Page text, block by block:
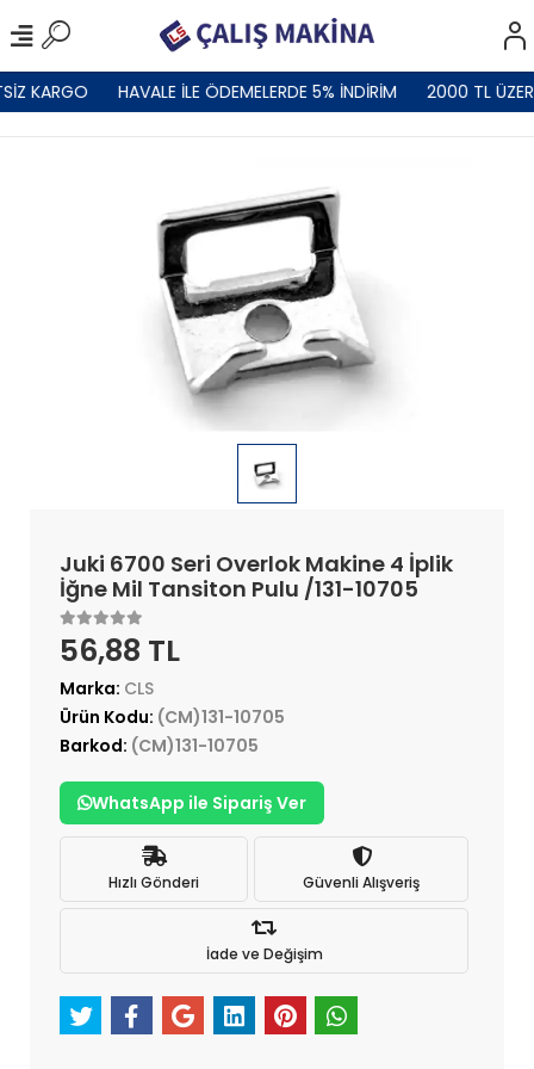
KARGO HAVALE İLE ÖDEMELERDE 5% İNDİRİM 2000 TL
Juki 6700 Seri Overlok Makine 4 İplik
İğne Mil Tansiton Pulu /131-10705
56,88 TL
Marka: CLS
Ürün Kodu: (CM)131-10705
Barkod: (CM)131-10705
WhatsApp ile Sipariş Ver
Hızlı Gönderi Güvenli Alışveriş
İade ve Değişim